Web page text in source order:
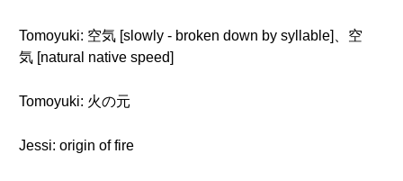
Tomoyuki: 空気 [slowly - broken down by syllable]、空
気 [natural native speed]
Tomoyuki: 火の元
Jessi: origin of fire